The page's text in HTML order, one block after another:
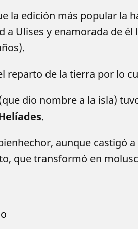
la edición más popular la
a Ulises y enamorada de
reparto de la tierra por lo
dio nombre a la isla)
.
aunque castigó
que transformó en